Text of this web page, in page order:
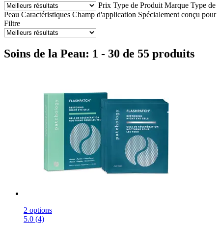
Prix Type de Produit Marque Type de
Peau Caractéristiques Champ d'application Spécialement conçu pour
Filtre
Soins de la Peau: 1 - 30 de 55 produits
2 options
5.0 (4)